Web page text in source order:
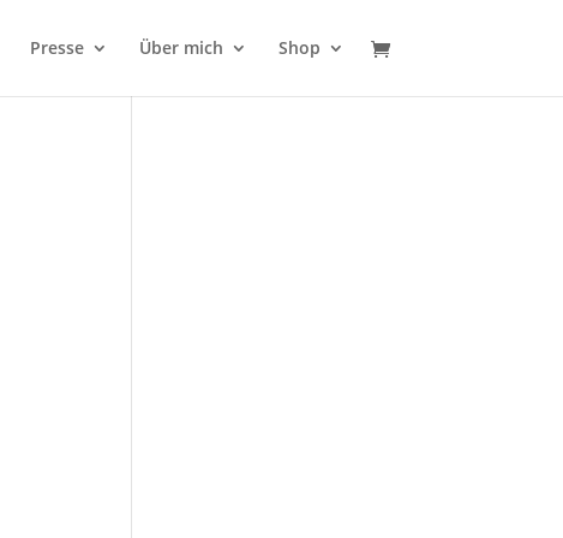
Presse Über mich Shop